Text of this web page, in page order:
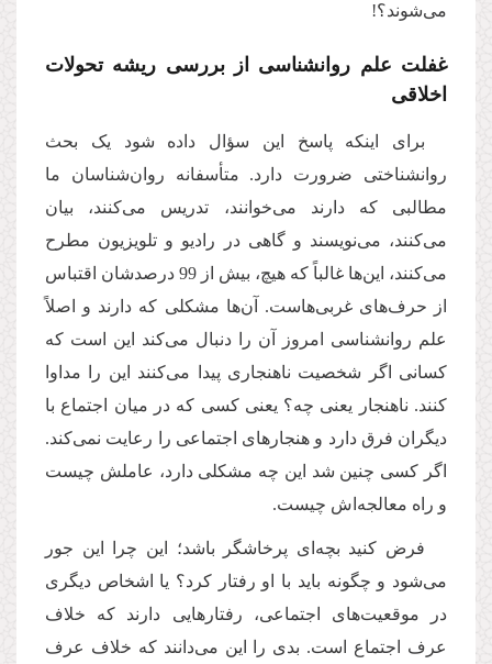
می‌شوند؟!
غفلت علم روانشناسی از بررسی ریشه تحولات
اخلاقی
برای اینکه پاسخ این سؤال داده شود یک بحث
روانشناختی ضرورت دارد. متأسفانه روان‌شناسان ما
مطالبی که دارند می‌خوانند، تدریس می‌کنند، بیان
می‌کنند، می‌نویسند و گاهی در رادیو و تلویزیون مطرح
می‌کنند، این‌ها غالباً که هیچ، بیش از 99 درصدشان اقتباس
از حرف‌های غربی‌هاست. آن‌ها مشکلی که دارند و اصلاً
علم روانشناسی امروز آن را دنبال می‌کند این است که
کسانی اگر شخصیت ناهنجاری پیدا می‌کنند این را مداوا
کنند. ناهنجار یعنی چه؟ یعنی کسی که در میان اجتماع با
دیگران فرق دارد و هنجارهای اجتماعی را رعایت نمی‌کند.
اگر کسی چنین شد این چه مشکلی دارد، عاملش چیست
و راه معالجه‌اش چیست.
فرض کنید بچه‌ای پرخاشگر باشد؛ این چرا این جور
می‌شود و چگونه باید با او رفتار کرد؟ یا اشخاص دیگری
در موقعیت‌های اجتماعی، رفتارهایی دارند که خلاف
عرف اجتماع است. بدی را این می‌دانند که خلاف عرف